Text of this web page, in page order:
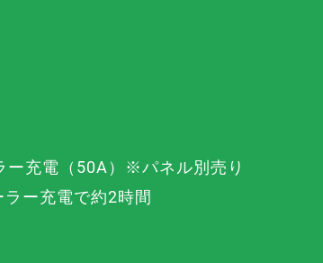
ー充電（50A）※パネル別売り
ラー充電で約2時間